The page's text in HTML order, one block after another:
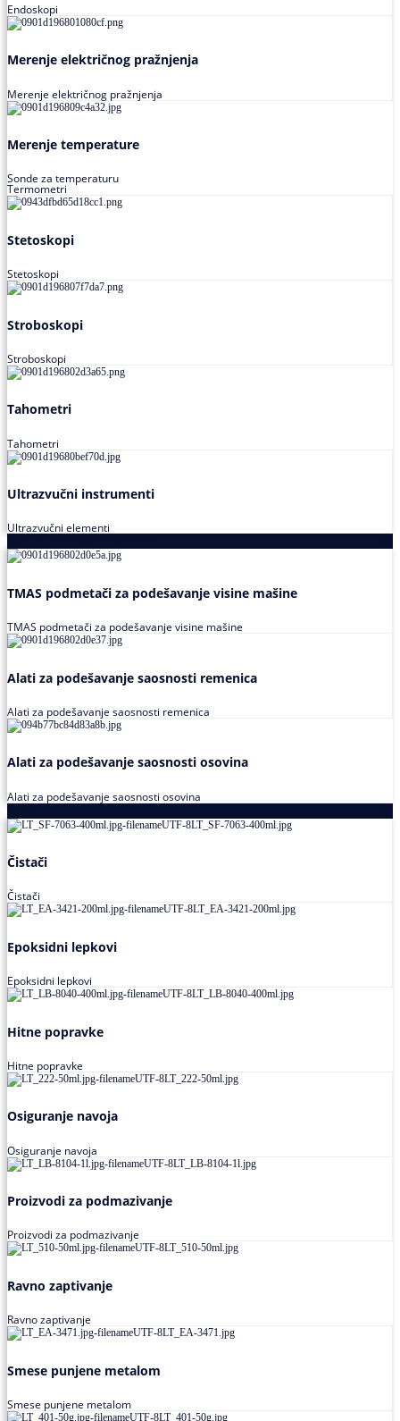
Endoskopi
Merenje električnog pražnjenja
Merenje električnog pražnjenja
Merenje temperature
Sonde za temperaturu
Termometri
Stetoskopi
Stetoskopi
Stroboskopi
Stroboskopi
Tahometri
Tahometri
Ultrazvučni instrumenti
Ultrazvučni elementi
TMAS podmetači za podešavanje visine mašine
TMAS podmetači za podešavanje visine mašine
Alati za podešavanje saosnosti remenica
Alati za podešavanje saosnosti remenica
Alati za podešavanje saosnosti osovina
Alati za podešavanje saosnosti osovina
Čistači
Čistači
Epoksidni lepkovi
Epoksidni lepkovi
Hitne popravke
Hitne popravke
Osiguranje navoja
Osiguranje navoja
Proizvodi za podmazivanje
Proizvodi za podmazivanje
Ravno zaptivanje
Ravno zaptivanje
Smese punjene metalom
Smese punjene metalom